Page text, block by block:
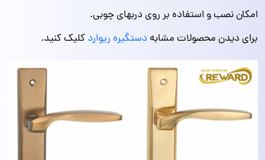
امکان نصب و استفاده بر روی دربهای چوبی.
برای دیدن محصولات مشابهدستگیره ریواردکلیک کنید.